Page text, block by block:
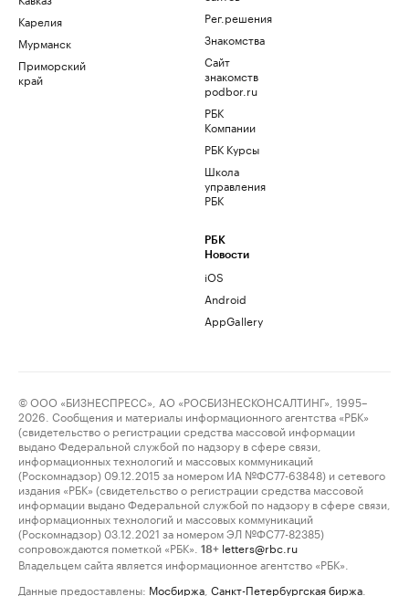
Карелия
Мурманск
Приморский
край
Рег.решения
Знакомства
Сайт
знакомств
podbor.ru
РБК
Компании
РБК Курсы
Школа
управления
РБК
РБК
Новости
iOS
Android
AppGallery
© ООО «БИЗНЕСПРЕСС», АО «РОСБИЗНЕСКОНСАЛТИНГ», 1995–
2026. Сообщения и материалы информационного агентства «РБК»
(свидетельство о регистрации средства массовой информации
выдано Федеральной службой по надзору в сфере связи,
информационных технологий и массовых коммуникаций
(Роскомнадзор) 09.12.2015 за номером ИА №ФС77-63848) и сетевого
издания «РБК» (свидетельство о регистрации средства массовой
информации выдано Федеральной службой по надзору в сфере связи,
информационных технологий и массовых коммуникаций
(Роскомнадзор) 03.12.2021 за номером ЭЛ №ФС77-82385)
сопровождаются пометкой «РБК».
18+ letters@rbc.ru
Владельцем сайта является информационное агентство «РБК».
Данные предоставлены: Мосбиржа Санкт-Петербургская биржа